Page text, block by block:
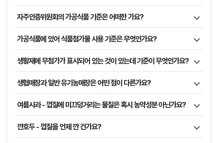
자주인증위원회의 가공식품 기준은 어떠한 가요?
가공식품에 있어 식품첨가물 사용 기준은 무엇인가요?
생활재에 무첨가가 표시되어 있는 것이 있는데 기준이 무엇인가요?
생협매장과 일반 유기농매장은 어떤 점이 다른가요?
여름사과 - 껍질에 미끄덩거리는 물질은 혹시 농약성분 아닌가요?
깐호두 - 껍질을 언제 깐 건가요?